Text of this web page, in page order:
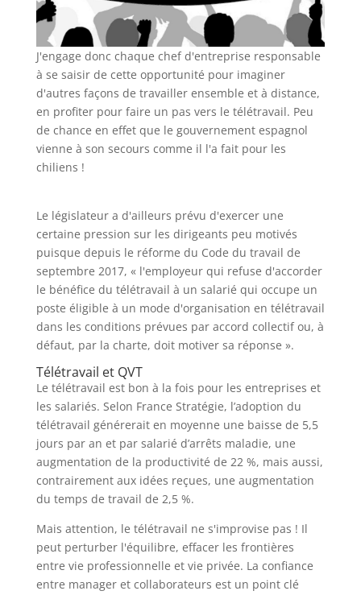
J'engage donc chaque chef d'entreprise responsable
à se saisir de cette opportunité pour imaginer
d'autres façons de travailler ensemble et à distance,
en profiter pour faire un pas vers le télétravail. Peu
de chance en effet que le gouvernement espagnol
vienne à son secours comme il l'a fait pour les
chiliens !
Le législateur a d'ailleurs prévu d'exercer une
certaine pression sur les dirigeants peu motivés
puisque depuis le réforme du Code du travail de
septembre 2017, « l'employeur qui refuse d'accorder
le bénéfice du télétravail à un salarié qui occupe un
poste éligible à un mode d'organisation en télétravail
dans les conditions prévues par accord collectif ou, à
défaut, par la charte, doit motiver sa réponse ».
Télétravail et QVT
Le télétravail est bon à la fois pour les entreprises et
les salariés. Selon France Stratégie, l’adoption du
télétravail générerait en moyenne une baisse de 5,5
jours par an et par salarié d’arrêts maladie, une
augmentation de la productivité de 22 %, mais aussi,
contrairement aux idées reçues, une augmentation
du temps de travail de 2,5 %.
Mais attention, le télétravail ne s'improvise pas ! Il
peut perturber l'équilibre, effacer les frontières
entre vie professionnelle et vie privée. La confiance
entre manager et collaborateurs est un point clé